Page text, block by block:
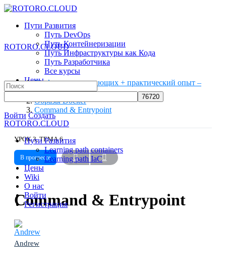
Toggle
Panel
Пути Развития
Путь DevOps
Путь Контейнеризации
Путь Инфраструктуры как Кода
Путь Разработчика
Все курсы
Цены
Wiki
More
options
Войти Создать
ROTORO.CLOUD
Search
for:
ROTORO.CLOUD
Пути Развития
Learning path containers
Learning path IaC
Цены
Wiki
О нас
Войти
Регистрация
Docker для начинающих + практический опыт –
Бесплатный
Образы Docker
Command & Entrypoint
УРОК 3, ТЕМА 6
В прогрессе
Command & Entrypoint
Andrew